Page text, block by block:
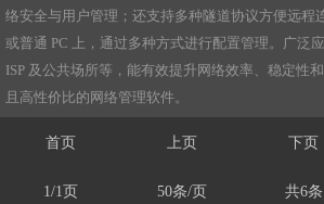
络安全与用户管理；还支持多种隧道协议方便远程
或普通 PC 上，通过多种方式进行配置管理。广泛
ISP 及公共场所等，能有效提升网络效率、稳定性
且高性价比的网络管理软件。
首页 上页 下页
1/1页 50条/页 共6条